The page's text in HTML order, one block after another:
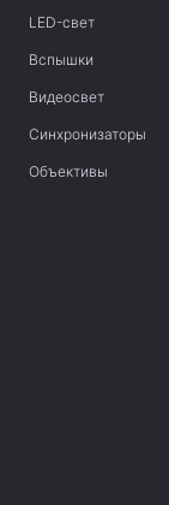
LED-свет
Вспышки
Видеосвет
Синхронизаторы
Объективы